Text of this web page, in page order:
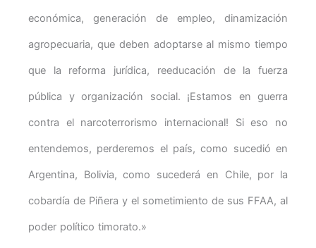
económica, generación de empleo, dinamización
agropecuaria, que deben adoptarse al mismo tiempo
que la reforma jurídica, reeducación de la fuerza
pública y organización social. ¡Estamos en guerra
contra el narcoterrorismo internacional! Si eso no
entendemos, perderemos el país, como sucedió en
Argentina, Bolivia, como sucederá en Chile, por la
cobardía de Piñera y el sometimiento de sus FFAA, al
poder político timorato.»